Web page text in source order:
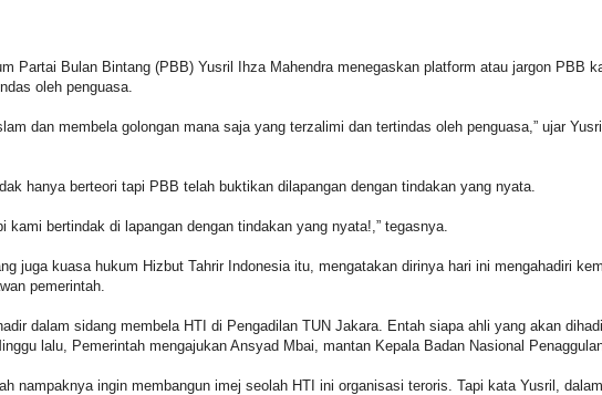
Partai Bulan Bintang (PBB) Yusril Ihza Mahendra menegaskan platform atau jargon PBB
oleh penguasa.
dan membela golongan mana saja yang terzalimi dan tertindas oleh penguasa,” ujar
hanya berteori tapi PBB telah buktikan dilapangan dengan tindakan yang nyata.
kami bertindak di lapangan dengan tindakan yang nyata!,” tegasnya.
juga kuasa hukum Hizbut Tahrir Indonesia itu, mengatakan dirinya hari ini mengahadiri
pemerintah.
dalam sidang membela HTI di Pengadilan TUN Jakara. Entah siapa ahli yang akan
lalu, Pemerintah mengajukan Ansyad Mbai, mantan Kepala Badan Nasional
nampaknya ingin membangun imej seolah HTI ini organisasi teroris. Tapi kata Yusril,